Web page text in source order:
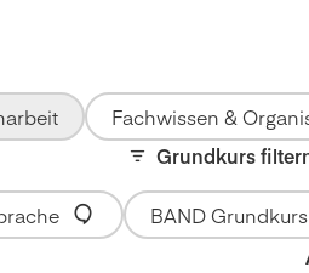
Fachwissen &
Grundkurs
BAND Grundkurs